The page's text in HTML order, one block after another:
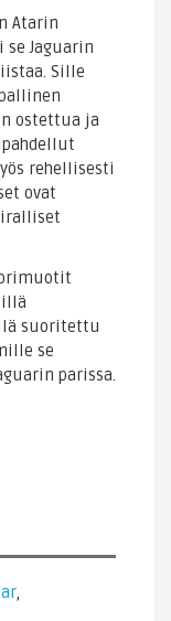
Atarin
Jaguarin
Sille
ostettua ja
rehellisesti
ovat
suoritettu
se
parissa.
,